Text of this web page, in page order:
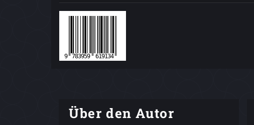
Über den Autor